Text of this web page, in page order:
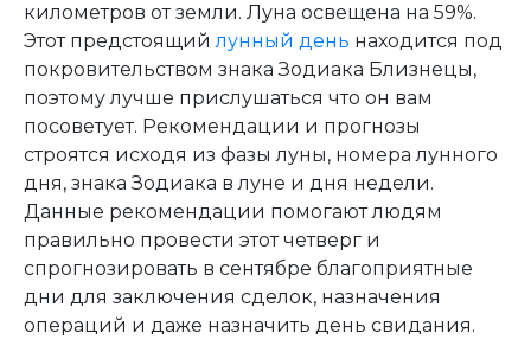
километров от земли. Луна освещена на 59%.
Этот предстоящийлунный день находится под
покровительством знака Зодиака Близнецы,
поэтому лучше прислушаться что он вам
посоветует. Рекомендации и прогнозы
строятся исходя из фазы луны, номера лунного
дня, знака Зодиака в луне и дня недели.
Данные рекомендации помогают людям
правильно провести этот четверг и
спрогнозировать в сентябре благоприятные
дни для заключения сделок, назначения
операций и даже назначить день свидания.